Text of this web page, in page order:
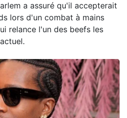
a assuré qu'il accepterait
lors d'un combat à mains
relance l'un des beefs les